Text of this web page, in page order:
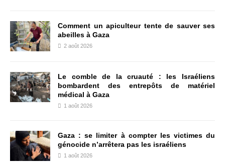
Comment un apiculteur tente de sauver ses
abeilles à Gaza
2 août 2026
Le comble de la cruauté : les Israéliens
bombardent des entrepôts de matériel
médical à Gaza
1 août 2026
Gaza : se limiter à compter les victimes du
génocide n’arrêtera pas les israéliens
1 août 2026